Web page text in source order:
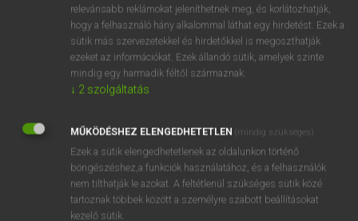
space vehicle
spacewalk
relevánsabb reklámokat jeleníthetnek meg, és korlátozhatják,
hogy a felhasználó hány alkalommal láthat egy hirdetést. Ezek a
sütik más szervezetekkel és hirdetőkkel is megoszthatják
ezeket az információkat. Ezek állandó sütik, amelyek szinte
mindig egy harmadik féltől származnak.
↓ 2 szolgáltatás
MŰKÖDÉSHEZ ELENGEDHETETLEN (mindig szükséges)
Ezek a sütik elengedhetetlenek az oldalunkon történő
böngészéshez,a funkciók használatához, és a felhasználók
nem tilthatják le azokat. A feltétlenül szükséges sütik közé
tartoznak többek között a személyre szabott beállításokat
kezelő sütik.